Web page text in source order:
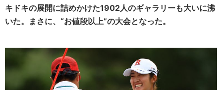
キドキの展開に詰めかけた1902人のギャラリーも大いに沸
いた。まさに、“お値段以上”の大会となった。